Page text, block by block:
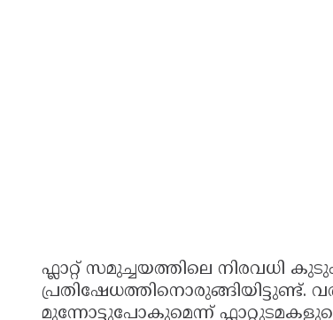
ഫ്ലാറ്റ് സമുച്ചയത്തിലെ നിരവധി
പ്രതിഷേധത്തിനൊരുങ്ങിയിട്ടുണ്ട്.
മുന്നോട്ടുപോകുമെന്ന്